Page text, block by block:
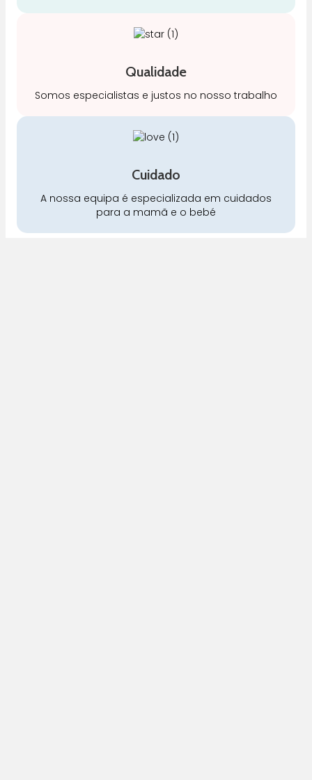
Qualidade
Somos especialistas e justos no nosso trabalho
Cuidado
A nossa equipa é especializada em cuidados
para a mamã e o bebé